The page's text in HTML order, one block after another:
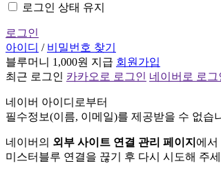
로그인 상태 유지
로그인
아이디 / 비밀번호 찾기
블루머니 1,000원 지급 회원가입
최근 로그인 카카오로 로그인 네이버로 로그
네이버 아이디로부터
필수정보(이름, 이메일)를 제공받을 수 없습
네이버의 외부 사이트 연결 관리 페이지 에서
미스터블루 연결을 끊기 후 다시 시도해 주